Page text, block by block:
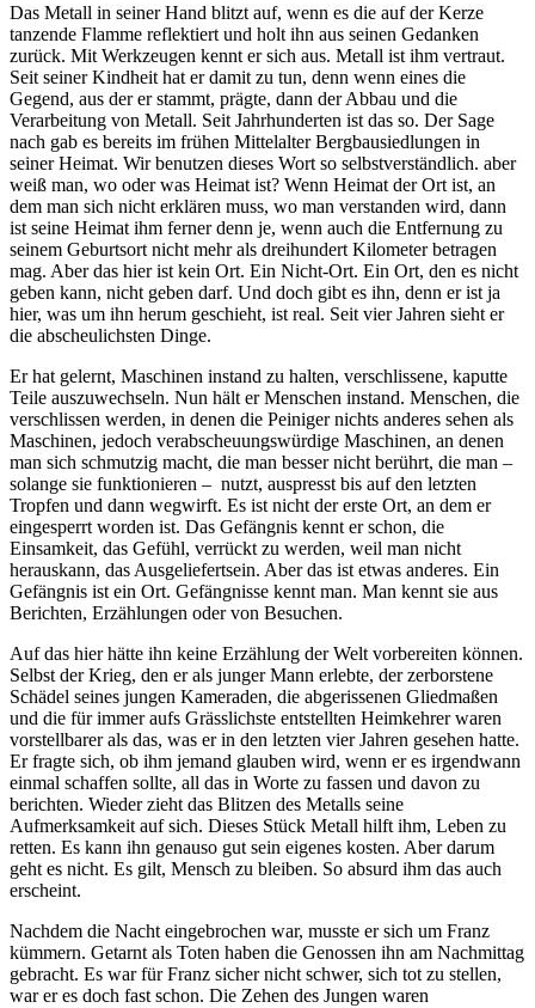
Das Metall in seiner Hand blitzt auf, wenn es die auf der Kerze
tanzende Flamme reflektiert und holt ihn aus seinen Gedanken
zurück. Mit Werkzeugen kennt er sich aus. Metall ist ihm vertraut.
Seit seiner Kindheit hat er damit zu tun, denn wenn eines die
Gegend, aus der er stammt, prägte, dann der Abbau und die
Verarbeitung von Metall. Seit Jahrhunderten ist das so. Der Sage
nach gab es bereits im frühen Mittelalter Bergbausiedlungen in
seiner Heimat. Wir benutzen dieses Wort so selbstverständlich. aber
weiß man, wo oder was Heimat ist? Wenn Heimat der Ort ist, an
dem man sich nicht erklären muss, wo man verstanden wird, dann
ist seine Heimat ihm ferner denn je, wenn auch die Entfernung zu
seinem Geburtsort nicht mehr als dreihundert Kilometer betragen
mag. Aber das hier ist kein Ort. Ein Nicht-Ort. Ein Ort, den es nicht
geben kann, nicht geben darf. Und doch gibt es ihn, denn er ist ja
hier, was um ihn herum geschieht, ist real. Seit vier Jahren sieht er
die abscheulichsten Dinge.
Er hat gelernt, Maschinen instand zu halten, verschlissene, kaputte
Teile auszuwechseln. Nun hält er Menschen instand. Menschen, die
verschlissen werden, in denen die Peiniger nichts anderes sehen als
Maschinen, jedoch verabscheuungswürdige Maschinen, an denen
man sich schmutzig macht, die man besser nicht berührt, die man –
solange sie funktionieren – nutzt, auspresst bis auf den letzten
Tropfen und dann wegwirft. Es ist nicht der erste Ort, an dem er
eingesperrt worden ist. Das Gefängnis kennt er schon, die
Einsamkeit, das Gefühl, verrückt zu werden, weil man nicht
herauskann, das Ausgeliefertsein. Aber das ist etwas anderes. Ein
Gefängnis ist ein Ort. Gefängnisse kennt man. Man kennt sie aus
Berichten, Erzählungen oder von Besuchen.
Auf das hier hätte ihn keine Erzählung der Welt vorbereiten können.
Selbst der Krieg, den er als junger Mann erlebte, der zerborstene
Schädel seines jungen Kameraden, die abgerissenen Gliedmaßen
und die für immer aufs Grässlichste entstellten Heimkehrer waren
vorstellbarer als das, was er in den letzten vier Jahren gesehen hatte.
Er fragte sich, ob ihm jemand glauben wird, wenn er es irgendwann
einmal schaffen sollte, all das in Worte zu fassen und davon zu
berichten. Wieder zieht das Blitzen des Metalls seine
Aufmerksamkeit auf sich. Dieses Stück Metall hilft ihm, Leben zu
retten. Es kann ihn genauso gut sein eigenes kosten. Aber darum
geht es nicht. Es gilt, Mensch zu bleiben. So absurd ihm das auch
erscheint.
Nachdem die Nacht eingebrochen war, musste er sich um Franz
kümmern. Getarnt als Toten haben die Genossen ihn am Nachmittag
gebracht. Es war für Franz sicher nicht schwer, sich tot zu stellen,
war er es doch fast schon. Die Zehen des Jungen waren